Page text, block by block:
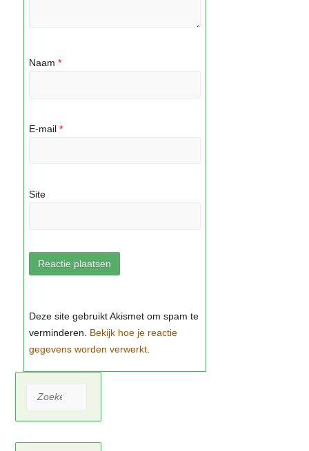
Naam *
E-mail *
Site
Bekijk hoe je reactie
gegevens worden verwerkt
Zoeken